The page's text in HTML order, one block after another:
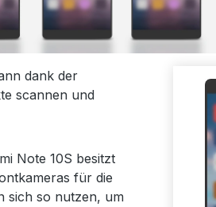
dank der
scannen und
Note 10S besitzt
für die
sich so nutzen, um